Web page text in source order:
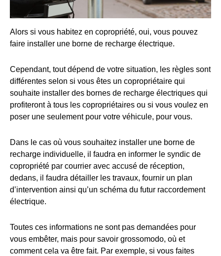
Alors si vous habitez en copropriété, oui, vous pouvez
faire installer une borne de recharge électrique.
Cependant, tout dépend de votre situation, les règles sont
différentes selon si vous êtes un copropriétaire qui
souhaite installer des bornes de recharge électriques qui
profiteront à tous les copropriétaires ou si vous voulez en
poser une seulement pour votre véhicule, pour vous.
Dans le cas où vous souhaitez installer une borne de
recharge individuelle, il faudra en informer le syndic de
copropriété par courrier avec accusé de réception,
dedans, il faudra détailler les travaux, fournir un plan
d’intervention ainsi qu’un schéma du futur raccordement
électrique.
Toutes ces informations ne sont pas demandées pour
vous embêter, mais pour savoir grossomodo, où et
comment cela va être fait. Par exemple, si vous faites